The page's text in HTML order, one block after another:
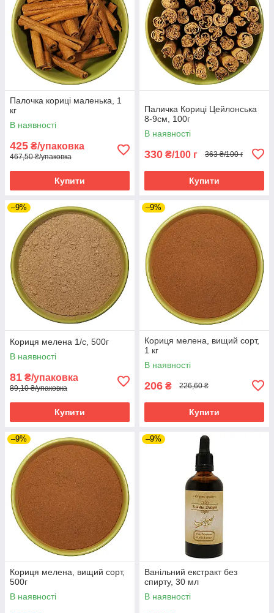
Палочка кориці маленька, 1
кг
В наявності
425 ₴/упаковка
467,50 ₴/упаковка
Купити
Паличка Кориці Цейлонська
8-9см, 100г
В наявності
330 ₴/100 г 363 ₴/100 г
Купити
–9%
Кориця мелена 1/с, 500г
В наявності
81 ₴/упаковка
89,10 ₴/упаковка
Купити
–9%
Кориця мелена, вищий сорт,
1 кг
В наявності
206 ₴ 226,60 ₴
Купити
–9%
Кориця мелена, вищий сорт,
500г
В наявності
–9%
Ванільний екстракт без
спирту, 30 мл
В наявності